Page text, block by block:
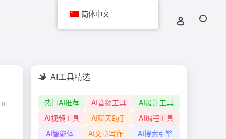
0
AI工具精选
热门AI推荐 AI音频工具
AI设计工具
AI视频工具
AI聊天助手
AI编程工具
AI智能体
AI文章写作
AI搜索引擎
简体中文